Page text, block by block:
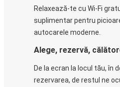
Relaxează-te cu Wi-Fi
suplimentar pentru
autocarele moderne.
Alege, rezervă,
De la ecran la locul tău, în
rezervarea, de restul ne